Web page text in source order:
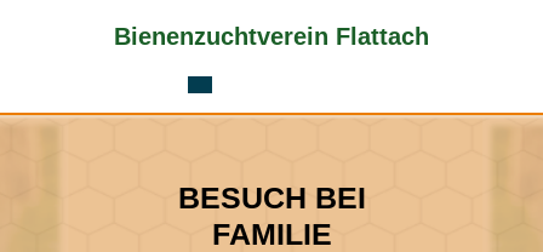
Bienenzuchtverein Flattach
BESUCH BEI
FAMILIE